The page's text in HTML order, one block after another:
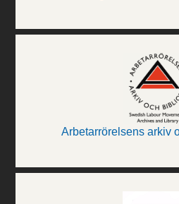
Arbetarrörelsens arkiv